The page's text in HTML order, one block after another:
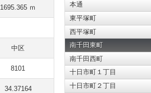
1695.365 ｍ
中区
8101
34.37164
本通
東平塚町
西平塚町
南千田東町
南千田西町
十日市町１丁目
十日市町２丁目